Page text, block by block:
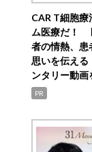
CAR T細胞療
ム医療だ！
者の情熱、患
思いを伝える
ンタリー動画
PR